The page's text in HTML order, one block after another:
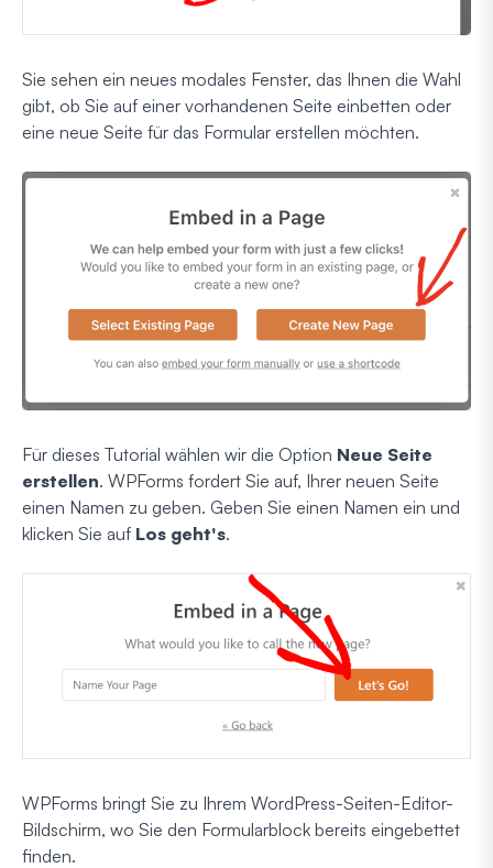
Sie sehen ein neues modales Fenster, das Ihnen die Wahl
gibt, ob Sie auf einer vorhandenen Seite einbetten oder
eine neue Seite für das Formular erstellen möchten.
Für dieses Tutorial wählen wir die Option Neue Seite
erstellen. WPForms fordert Sie auf, Ihrer neuen Seite
einen Namen zu geben. Geben Sie einen Namen ein und
klicken Sie auf Los geht's.
WPForms bringt Sie zu Ihrem WordPress-Seiten-Editor-
Bildschirm, wo Sie den Formularblock bereits eingebettet
finden.